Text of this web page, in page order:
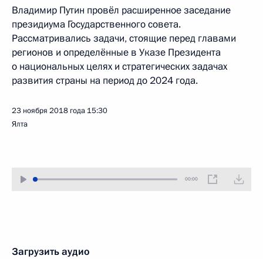
Владимир Путин провёл расширенное заседание
президиума Государственного совета.
Рассматривались задачи, стоящие перед главами
регионов и определённые в Указе Президента
о национальных целях и стратегических задачах
развития страны на период до 2024 года.
23 ноября 2018 года 15:30
Ялта
00:00
Загрузить аудио